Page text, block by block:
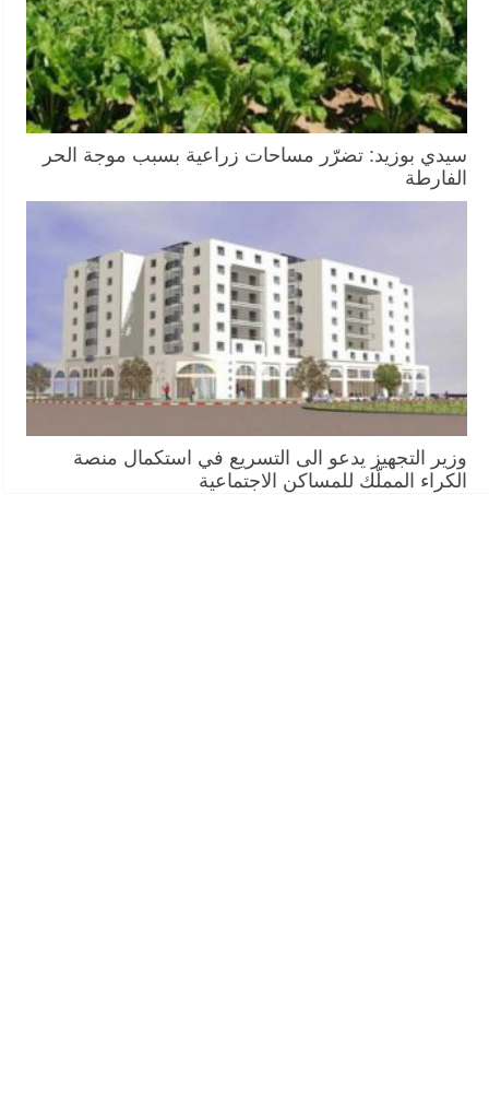
سيدي بوزيد: تضرّر مساحات زراعية بسبب موجة الحر
الفارطة
وزير التجهيز يدعو الى التسريع في استكمال منصة
الكراء المملّك للمساكن الاجتماعية